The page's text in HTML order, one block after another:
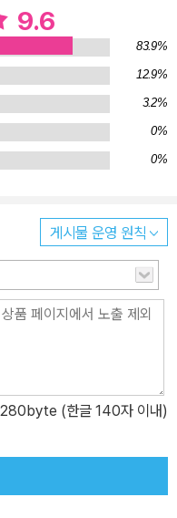
발견한다. 인터넷에서 사귄
춘 아이들. 긴장하거나 두
세계로 향하는 티켓”을 주
믿는 여자아이들을 이해
주는 사람이 없어서, 나를
이들에게 그들의 속삭임은
그인》이 출간된 지 얼마 지
은 인간성에 대한 혼란과 의
뜨렸다. 《죽음의 로그인》
는 이들로부터 그들이 가
에, 대안이나 안전장치 없이
문을 던진다. 성급히 인터넷
것만으로는 디지털 범죄를
그 아이들을 이해하려고 노
는 ‘오프라인’이 먼저 아이
야 한다. 천신한과 루이안
첫걸음이 되어줄 것이다.
9.6
83.9%
12.9%
3.2%
0%
0%
게시물 운영 원칙
(한글 140자 이내)